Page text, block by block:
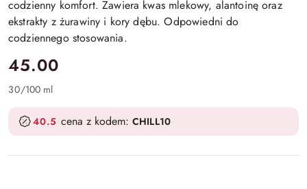
codzienny komfort. Zawiera kwas mlekowy, alantoinę oraz
ekstrakty z żurawiny i kory dębu. Odpowiedni do
codziennego stosowania.
cena:
45.00
30/100 ml
40.5 cena z kodem: CHILL10